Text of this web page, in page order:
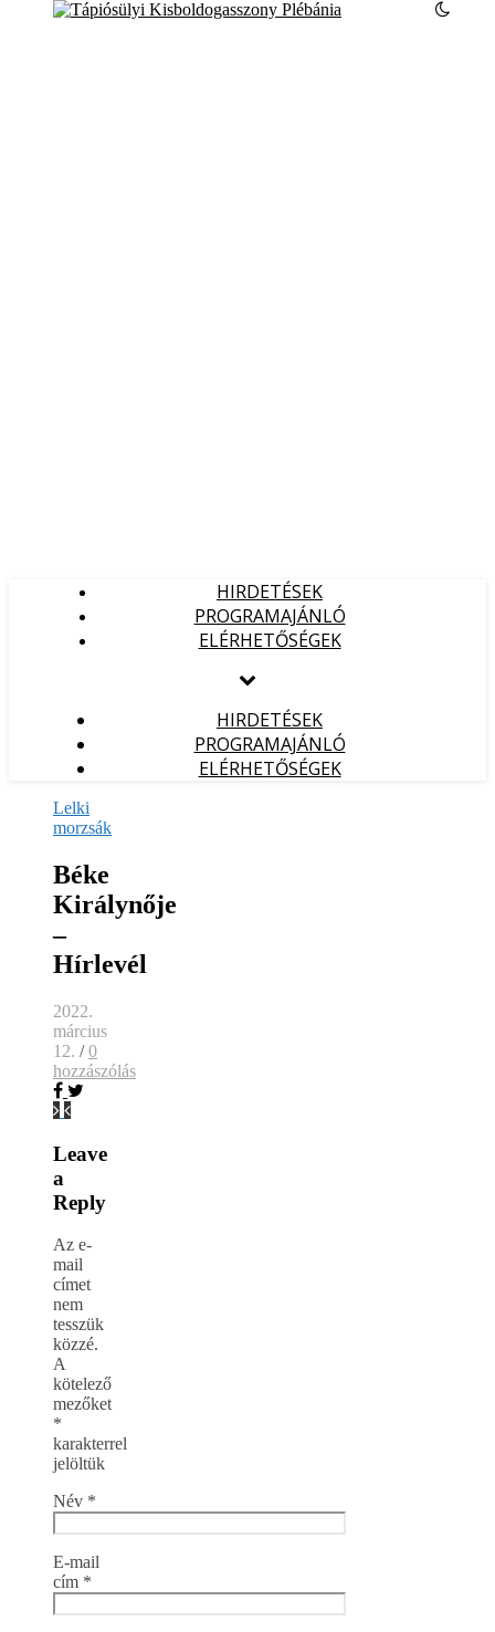
HIRDETÉSEK
PROGRAMAJÁNLÓ
ELÉRHETŐSÉGEK
HIRDETÉSEK
PROGRAMAJÁNLÓ
ELÉRHETŐSÉGEK
Lelki
morzsák
Béke
Királynője
–
Hírlevél
2022.
március
12. / 0
hozzászólás
Leave
a
Reply
Az e-
mail
címet
nem
tesszük
közzé.
A
kötelező
mezőket
*
karakterrel
jelöltük
Név *
E-mail
cím *